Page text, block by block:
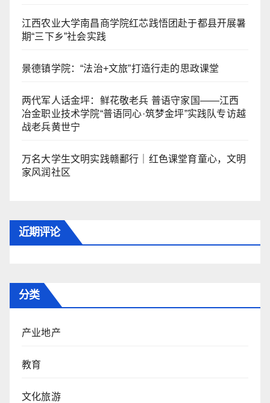
江西农业大学南昌商学院红芯践悟团赴于都县开展暑
期“三下乡”社会实践
景德镇学院：“法治+文旅”打造行走的思政课堂
两代军人话金坪：鲜花敬老兵 普语守家国——江西
冶金职业技术学院“普语同心·筑梦金坪”实践队专访越
战老兵黄世宁
万名大学生文明实践赣鄱行｜红色课堂育童心，文明
家风润社区
近期评论
分类
产业地产
教育
文化旅游